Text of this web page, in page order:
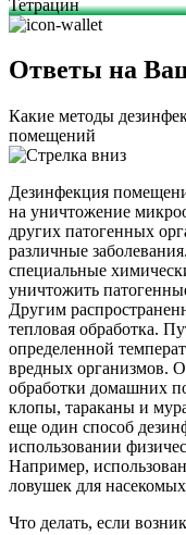
Тетрацин
Ответы на
Какие методы
помещений
Дезинфекция
на уничтожение
других патогенных
различные
специальные
уничтожить
Другим
тепловая обработка.
определенной
вредных организмов.
обработки домашних
клопы, тараканы и
еще один способ
использовании
Например,
ловушек для
Что делать, если